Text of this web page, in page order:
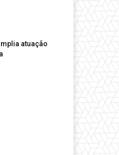
atuação